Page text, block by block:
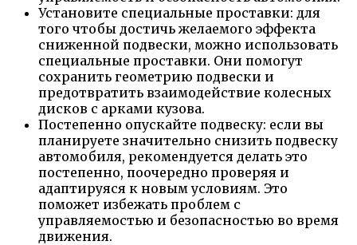
Установите специальные проставки: для
того чтобы достичь желаемого эффекта
сниженной подвески, можно использовать
специальные проставки. Они помогут
сохранить геометрию подвески и
предотвратить взаимодействие колесных
дисков с арками кузова.
Постепенно опускайте подвеску: если вы
планируете значительно снизить подвеску
автомобиля, рекомендуется делать это
постепенно, поочередно проверяя и
адаптируяся к новым условиям. Это
поможет избежать проблем с
управляемостью и безопасностью во время
движения.